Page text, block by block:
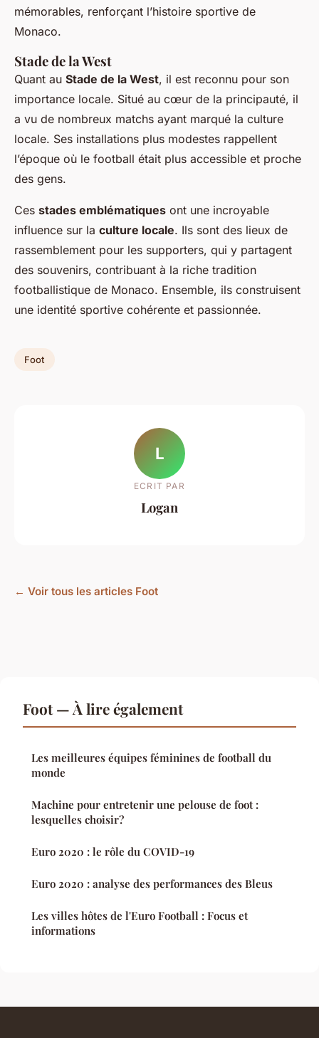
mémorables, renforçant l’histoire sportive de
Monaco.
Stade de la West
Quant au Stade de la West, il est reconnu pour son
importance locale. Situé au cœur de la principauté, il
a vu de nombreux matchs ayant marqué la culture
locale. Ses installations plus modestes rappellent
l’époque où le football était plus accessible et proche
des gens.
Ces stades emblématiques ont une incroyable
influence sur la culture locale. Ils sont des lieux de
rassemblement pour les supporters, qui y partagent
des souvenirs, contribuant à la riche tradition
footballistique de Monaco. Ensemble, ils construisent
une identité sportive cohérente et passionnée.
Foot
L
ECRIT PAR
Logan
← Voir tous les articles Foot
Foot — À lire également
Les meilleures équipes féminines de football du
monde
Machine pour entretenir une pelouse de foot :
lesquelles choisir?
Euro 2020 : le rôle du COVID-19
Euro 2020 : analyse des performances des Bleus
Les villes hôtes de l'Euro Football : Focus et
informations